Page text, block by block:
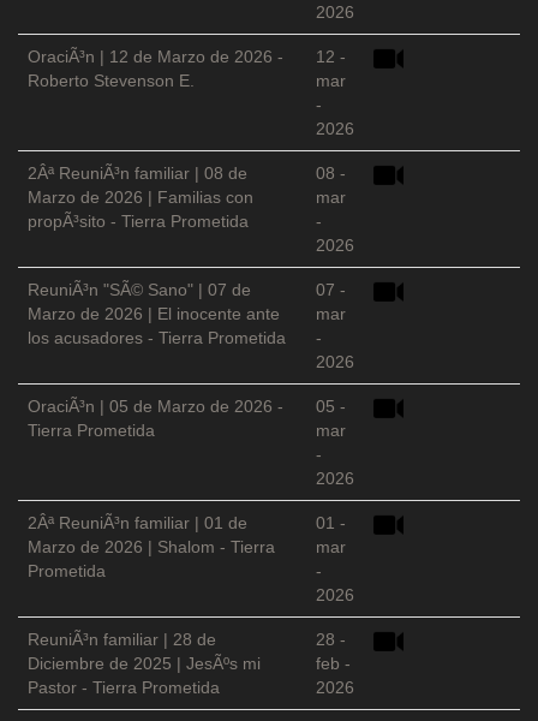
2026
OraciÃ³n | 12 de Marzo de 2026 -
Roberto Stevenson E.
12 -
mar
-
2026
2Âª ReuniÃ³n familiar | 08 de
Marzo de 2026 | Familias con
propÃ³sito - Tierra Prometida
08 -
mar
-
2026
ReuniÃ³n "SÃ© Sano" | 07 de
Marzo de 2026 | El inocente ante
los acusadores - Tierra Prometida
07 -
mar
-
2026
OraciÃ³n | 05 de Marzo de 2026 -
Tierra Prometida
05 -
mar
-
2026
2Âª ReuniÃ³n familiar | 01 de
Marzo de 2026 | Shalom - Tierra
Prometida
01 -
mar
-
2026
ReuniÃ³n familiar | 28 de
Diciembre de 2025 | JesÃºs mi
Pastor - Tierra Prometida
28 -
feb -
2026